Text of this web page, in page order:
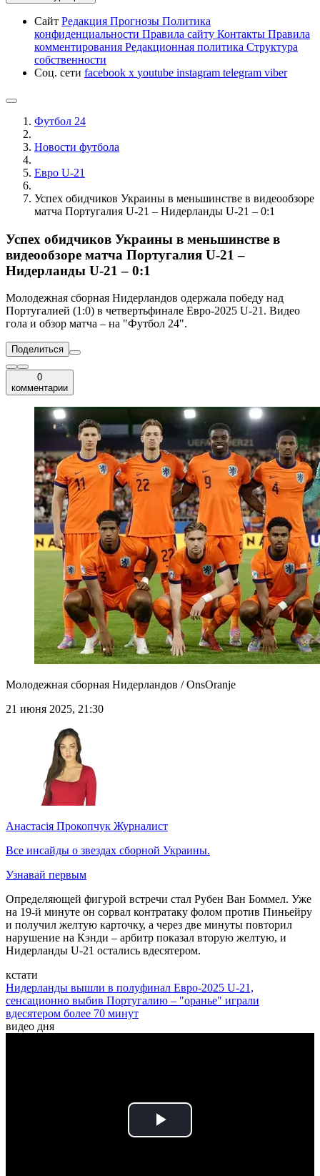
Сайт Редакция Прогнозы Политика
конфиденциальности Правила сайту Контакты Правила
комментирования Редакционная политика Структура
собственности
Соц. сети facebook x youtube instagram telegram viber
Футбол 24
Новости футбола
Евро U-21
Успех обидчиков Украины в меньшинстве в видеообзоре
матча Португалия U-21 – Нидерланды U-21 – 0:1
Успех обидчиков Украины в меньшинстве в
видеообзоре матча Португалия U-21 –
Нидерланды U-21 – 0:1
Молодежная сборная Нидерландов одержала победу над
Португалией (1:0) в четвертьфинале Евро-2025 U-21. Видео
гола и обзор матча – на "Футбол 24".
Поделиться
0
комментарии
Молодежная сборная Нидерландов / OnsOranje
21 июня 2025, 21:30
Анастасія Прокопчук Журналист
Все инсайды о звездах сборной Украины.
Узнавай первым
Определяющей фигурой встречи стал Рубен Ван Боммел. Уже
на 19-й минуте он сорвал контратаку фолом против Пиньейру
и получил желтую карточку, а через две минуты повторил
нарушение на Кэнди – арбитр показал вторую желтую, и
Нидерланды U-21 остались вдесятером.
кстати
Нидерланды вышли в полуфинал Евро-2025 U-21,
сенсационно выбив Португалию – "оранье" играли
вдесятером более 70 минут
видео дня
Play